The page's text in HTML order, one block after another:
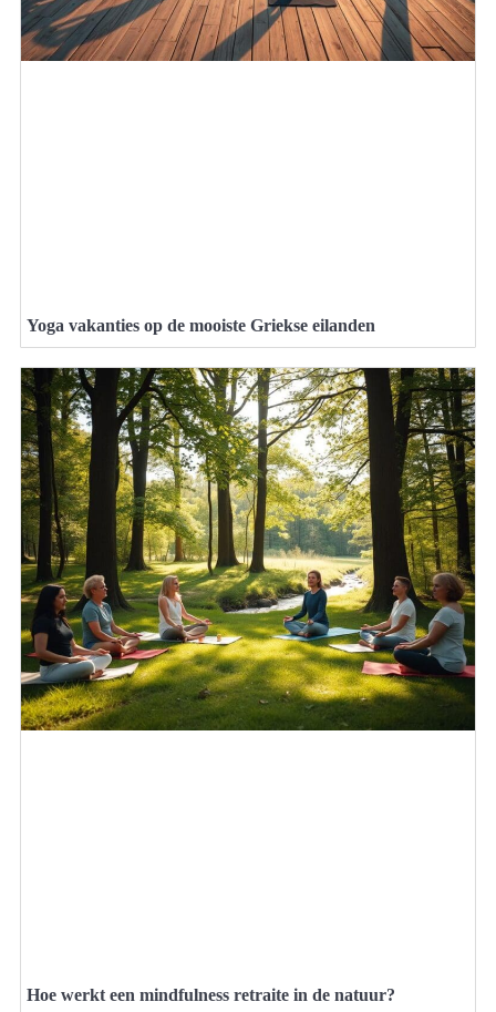
Yoga vakanties op de mooiste Griekse eilanden
Hoe werkt een mindfulness retraite in de natuur?